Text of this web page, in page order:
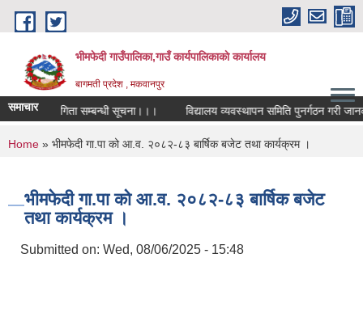
Skip to main content
भीमफेदी गाउँपालिका,गाउँ कार्यपालिकाकाे कार्यालय
बागमती प्रदेश , मकवानपुर
समाचार
प्रतियोगिता सम्बन्धी सूचना।।। विद्यालय व्यवस्थापन समिति पुनर्गठन गरी
You are here
Home » भीमफेदी गा.पा को आ.व. २०८२-८३ बार्षिक बजेट तथा कार्यक्रम ।
भीमफेदी गा.पा को आ.व. २०८२-८३ बार्षिक बजेट
तथा कार्यक्रम ।
Submitted on: Wed, 08/06/2025 - 15:48